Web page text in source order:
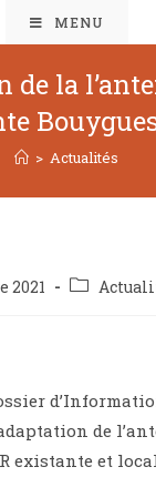
MENU
de la
> Actualités
2021
de
existante et